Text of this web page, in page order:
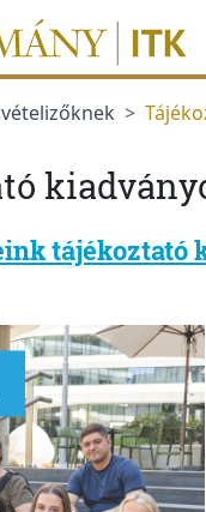
tájékoztató